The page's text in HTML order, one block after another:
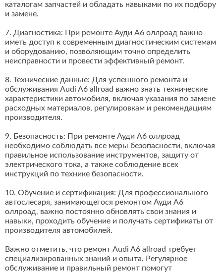
каталогам запчастей и обладать навыками по их подбору
и замене.
7. Диагностика: При ремонте Ауди А6 оллроад важно
иметь доступ к современным диагностическим системам
и оборудованию, позволяющим точно определить
неисправности и провести эффективный ремонт.
8. Технические данные: Для успешного ремонта и
обслуживания Audi A6 allroad важно знать технические
характеристики автомобиля, включая указания по замене
расходных материалов, регулировкам и рекомендациям
производителя.
9. Безопасность: При ремонте Ауди А6 оллроад
необходимо соблюдать все меры безопасности, включая
правильное использование инструментов, защиту от
электрического тока, а также соблюдение всех
инструкций по технике безопасности.
10. Обучение и сертификация: Для профессионального
автослесаря, занимающегося ремонтом Ауди А6
оллроад, важно постоянно обновлять свои знания и
навыки, проходить обучение и получать сертификаты от
производителя автомобилей.
Важно отметить, что ремонт Audi A6 allroad требует
специализированных знаний и опыта. Регулярное
обслуживание и правильный ремонт помогут